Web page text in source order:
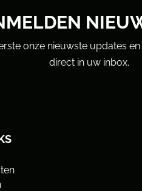
onze nieuwste updates
direct in uw inbox.